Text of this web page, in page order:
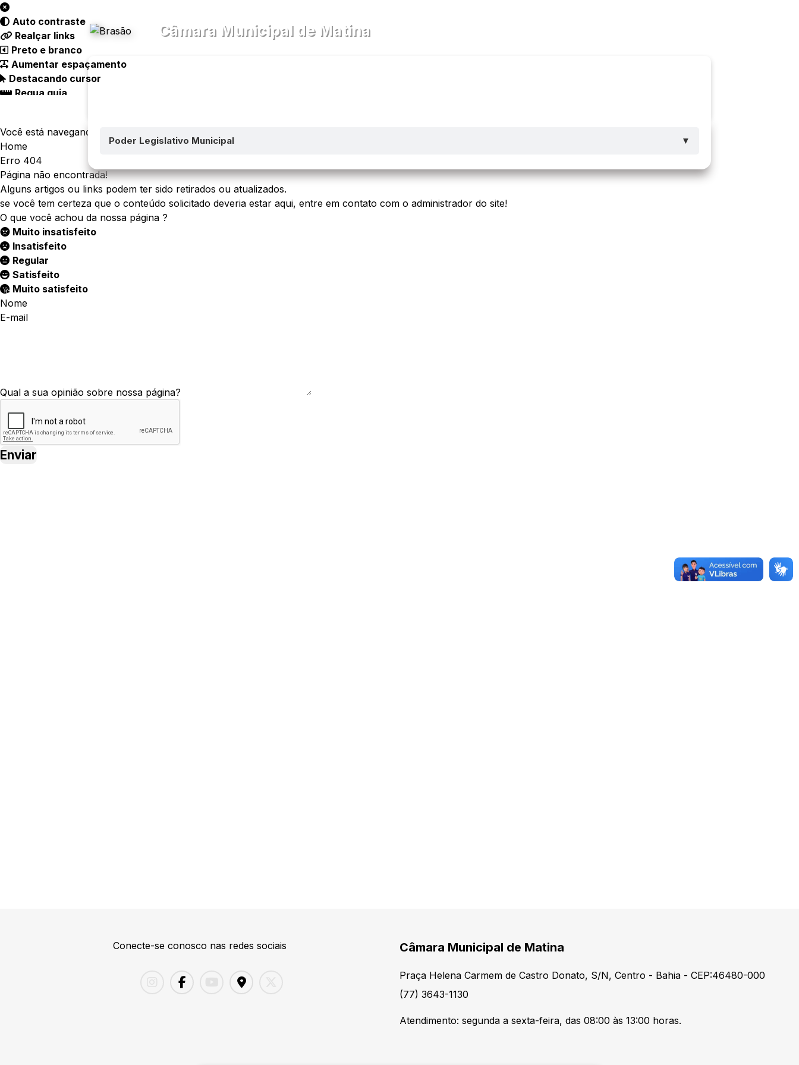
Câmara Municipal de Matina
Poder Legislativo Municipal ▼
Auto contraste
Realçar links
Preto e branco
Aumentar espaçamento
Destacando cursor
Regua guia
Você está navegando em:
Home
Erro 404
Página não encontrada!
Alguns artigos ou links podem ter sido retirados ou atualizados.
se você tem certeza que o conteúdo solicitado deveria estar aqui, entre em contato com o administrador do site!
O que você achou da nossa página ?
Muito insatisfeito
Insatisfeito
Regular
Satisfeito
Muito satisfeito
Nome
E-mail
Qual a sua opinião sobre nossa página?
Conecte-se conosco nas redes sociais Câmara Municipal de Matina
Praça Helena Carmem de Castro Donato, S/N, Centro - Bahia - CEP:46480-000
(77) 3643-1130
Atendimento: segunda a sexta-feira, das 08:00 às 13:00 horas.